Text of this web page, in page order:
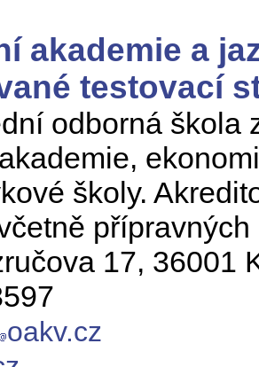
akademie a
testovací
odborná škola
školy.
přípravných
17, 36001
oakv.cz